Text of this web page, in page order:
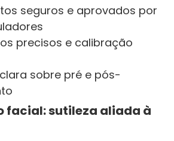
seguros e aprovados por
precisos e calibração
sobre pré e pós-
facial: sutileza aliada à